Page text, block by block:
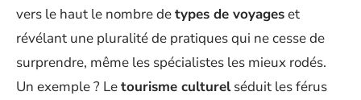
vers le haut le nombre detypes de voyageset
révélant une pluralité de pratiques qui ne cesse de
surprendre, même les spécialistes les mieux rodés.
Un exemple ? Letourisme culturelséduit les férus